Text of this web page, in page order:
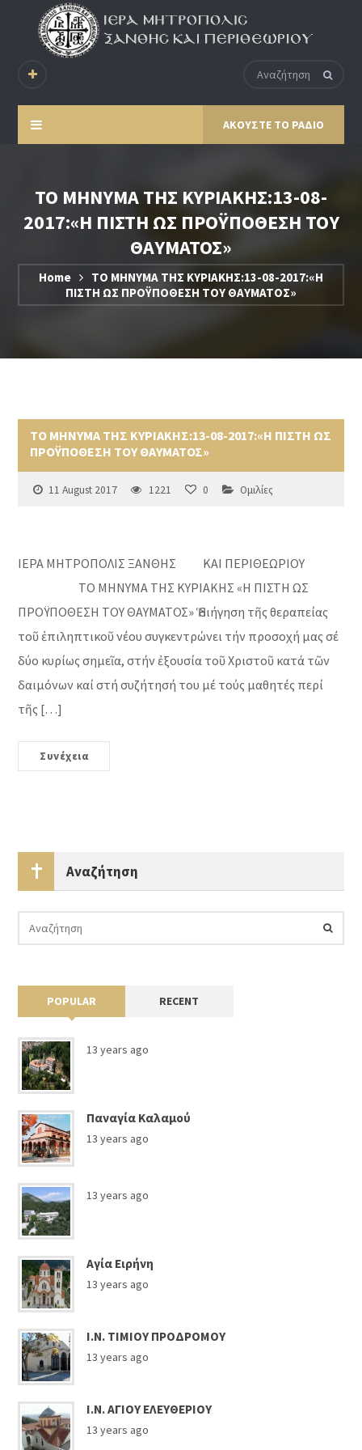
ΑΚΟΥΣΤΕ ΤΟ ΡΑΔΙΟ
ΤΟ ΜΗΝΥΜΑ ΤΗΣ ΚΥΡΙΑΚΗΣ:13-08-
2017:«Η ΠΙΣΤΗ ΩΣ ΠΡΟΫΠΟΘΕΣΗ ΤΟΥ
ΘΑΥΜΑΤΟΣ»
Home
ΤΟ ΜΗΝΥΜΑ ΤΗΣ ΚΥΡΙΑΚΗΣ:13-08-2017:«Η
ΠΙΣΤΗ ΩΣ ΠΡΟΫΠΟΘΕΣΗ ΤΟΥ ΘΑΥΜΑΤΟΣ»
ΤΟ ΜΗΝΥΜΑ ΤΗΣ ΚΥΡΙΑΚΗΣ:13-08-2017:«Η ΠΙΣΤΗ ΩΣ
ΠΡΟΫΠΟΘΕΣΗ ΤΟΥ ΘΑΥΜΑΤΟΣ»
11 August 2017 1221 0 Ομιλίες
ΙΕΡΑ ΜΗΤΡΟΠΟΛΙΣ ΞΑΝΘΗΣ ΚΑΙ ΠΕΡΙΘΕΩΡΙΟΥ
ΤΟ ΜΗΝΥΜΑ ΤΗΣ ΚΥΡΙΑΚΗΣ «Η ΠΙΣΤΗ ΩΣ
ΠΡΟΫΠΟΘΕΣΗ ΤΟΥ ΘΑΥΜΑΤΟΣ» Ἡ διήγηση τῆς θεραπείας
τοῦ ἐπιληπτικοῦ νέου συγκεντρώνει τήν προσοχή μας σέ
δύο κυρίως σημεῖα, στήν ἐξουσία τοῦ Χριστοῦ κατά τῶν
δαιμόνων καί στή συζήτησή του μέ τούς μαθητές περί
τῆς […]
Συνέχεια
Αναζήτηση
POPULAR RECENT
13 years ago
Παναγία Καλαμού
13 years ago
13 years ago
Αγία Ειρήνη
13 years ago
Ι.Ν. ΤΙΜΙΟΥ ΠΡΟΔΡΟΜΟΥ
13 years ago
Ι.Ν. ΑΓΙΟΥ ΕΛΕΥΘΕΡΙΟΥ
13 years ago